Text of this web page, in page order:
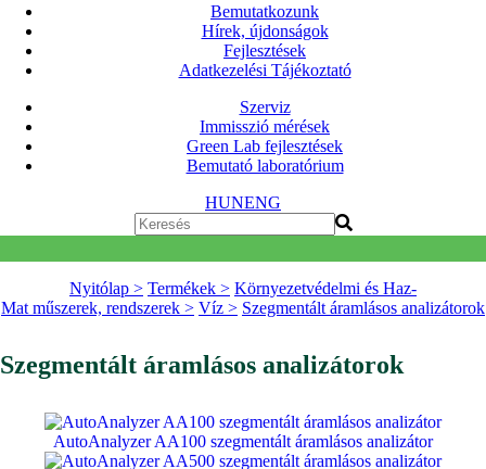
Bemutatkozunk
Hírek, újdonságok
Fejlesztések
Adatkezelési Tájékoztató
Szerviz
Immisszió mérések
Green Lab fejlesztések
Bemutató laboratórium
HUNENG
Nyitólap > Termékek > Környezetvédelmi és Haz-
Mat műszerek, rendszerek > Víz > Szegmentált áramlásos analizátorok
Szegmentált áramlásos analizátorok
AutoAnalyzer AA100 szegmentált áramlásos analizátor